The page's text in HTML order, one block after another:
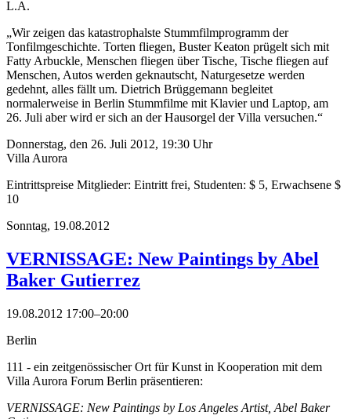
L.A.
„Wir zeigen das katastrophalste Stummfilmprogramm der
Tonfilmgeschichte. Torten fliegen, Buster Keaton prügelt sich mit
Fatty Arbuckle, Menschen fliegen über Tische, Tische fliegen auf
Menschen, Autos werden geknautscht, Naturgesetze werden
gedehnt, alles fällt um. Dietrich Brüggemann begleitet
normalerweise in Berlin Stummfilme mit Klavier und Laptop, am
26. Juli aber wird er sich an der Hausorgel der Villa versuchen.“
Donnerstag, den 26. Juli 2012, 19:30 Uhr
Villa Aurora
Eintrittspreise Mitglieder: Eintritt frei, Studenten: $ 5, Erwachsene $
10
Sonntag, 19.08.2012
VERNISSAGE: New Paintings by Abel
Baker Gutierrez
19.08.2012 17:00–20:00
Berlin
111 - ein zeitgenössischer Ort für Kunst in Kooperation mit dem
Villa Aurora Forum Berlin präsentieren:
VERNISSAGE: New Paintings by Los Angeles Artist, Abel Baker